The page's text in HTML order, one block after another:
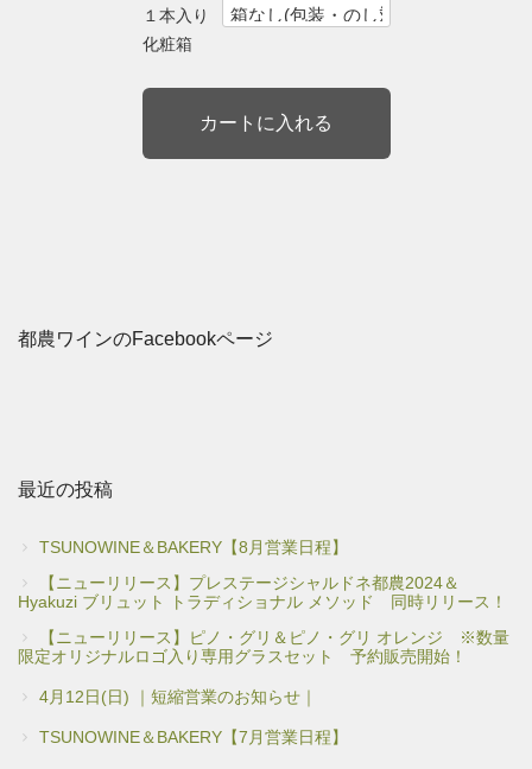
１本入り
化粧箱
都農ワインのFacebookページ
最近の投稿
TSUNOWINE＆BAKERY【8月営業日程】
【ニューリリース】プレステージシャルドネ都農2024＆
Hyakuzi ブリュット トラディショナル メソッド 同時リリース！
【ニューリリース】ピノ・グリ＆ピノ・グリ オレンジ ※数量
限定オリジナルロゴ入り専用グラスセット 予約販売開始！
4月12日(日) ｜短縮営業のお知らせ｜
TSUNOWINE＆BAKERY【7月営業日程】